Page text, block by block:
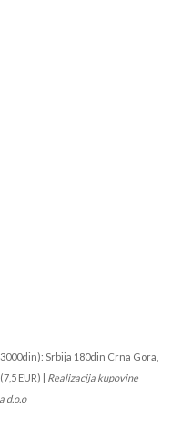
Srbija 180din Crna Gora,
EUR) | Realizacija kupovine
d.o.o